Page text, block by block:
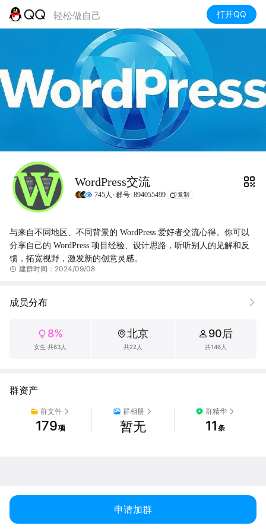
轻松做自己 打开QQ
WordPress交流
745人· 群号: 894055499 复制
与来自不同地区、不同背景的 WordPress 爱好者交流心得。你可以
分享自己的 WordPress 项目经验、设计思路，听听别人的见解和反
馈，拓宽视野，激发新的创意灵感。
建群时间：2024/09/08
成员分布
8%
女生 共63人
北京
共22人
90后
共146人
群资产
群文件
179项
群相册
暂无
群精华
11 条
申请加群